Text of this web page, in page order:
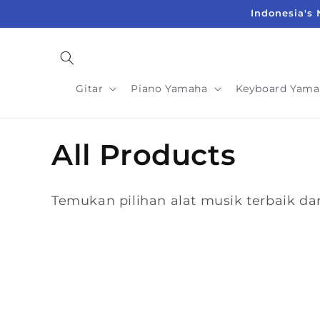
konten
Indonesia's
Gitar Piano Yamaha Keyboard
K
o
All Products
Temukan pilihan alat musik terbaik